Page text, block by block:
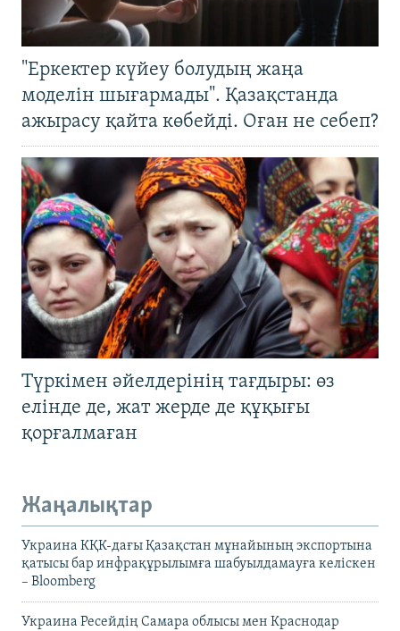
"Еркектер күйеу болудың жаңа
моделін шығармады". Қазақстанда
ажырасу қайта көбейді. Оған не себеп?
Түркімен әйелдерінің тағдыры: өз
елінде де, жат жерде де құқығы
қорғалмаған
Жаңалықтар
Украина КҚК-дағы Қазақстан мұнайының экспортына
қатысы бар инфрақұрылымға шабуылдамауға келіскен
– Bloomberg
Украина Ресейдің Самара облысы мен Краснодар